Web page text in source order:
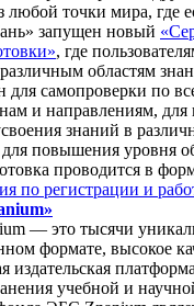
любой точки мира, где
запущен новый
, где
областям
для самопроверки по
и направлениям, для
знаний в
повышения уровня
проводится в
по регистрации и
— это тысячи
формате, высокое
издательская
учебной и